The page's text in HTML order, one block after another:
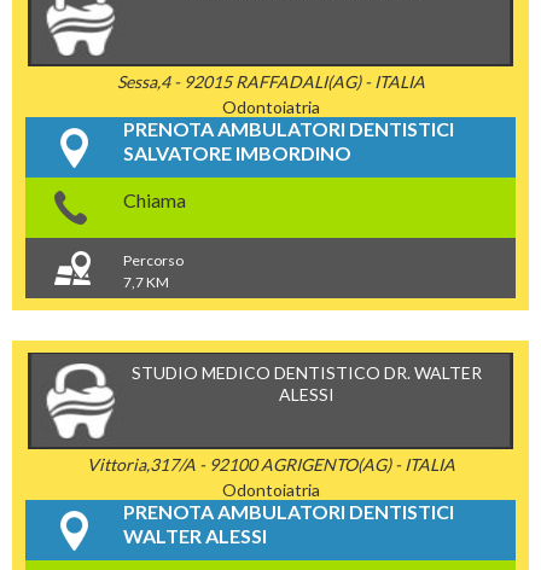
Sessa,4 - 92015 RAFFADALI(AG) - ITALIA
Odontoiatria
PRENOTA AMBULATORI DENTISTICI
SALVATORE IMBORDINO
Chiama
Percorso
7,7 KM
STUDIO MEDICO DENTISTICO DR. WALTER
ALESSI
Vittoria,317/A - 92100 AGRIGENTO(AG) - ITALIA
Odontoiatria
PRENOTA AMBULATORI DENTISTICI
WALTER ALESSI